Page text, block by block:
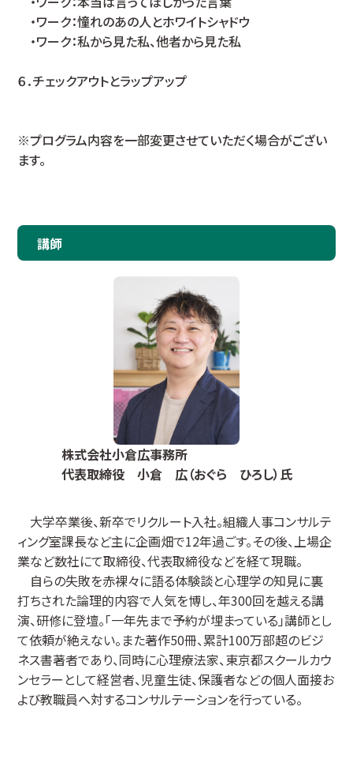
・ワーク：憧れのあの人とホワイトシャドウ
・ワーク：私から見た私、他者から見た私
６．チェックアウトとラップアップ
※プログラム内容を一部変更させていただく場合がござい
ます。
講師
株式会社小倉広事務所
代表取締役 小倉 広（おぐら ひろし）氏
大学卒業後、新卒でリクルート入社。組織人事コンサルテ
ィング室課長など主に企画畑で12年過ごす。その後、上場企
業など数社にて取締役、代表取締役などを経て現職。
自らの失敗を赤裸々に語る体験談と心理学の知見に裏
打ちされた論理的内容で人気を博し、年300回を越える講
演、研修に登壇。「一年先まで予約が埋まっている」講師とし
て依頼が絶えない。また著作50冊、累計100万部超のビジ
ネス書著者であり、同時に心理療法家、東京都スクールカウ
ンセラーとして経営者、児童生徒、保護者などの個人面接お
よび教職員へ対するコンサルテーションを行っている。